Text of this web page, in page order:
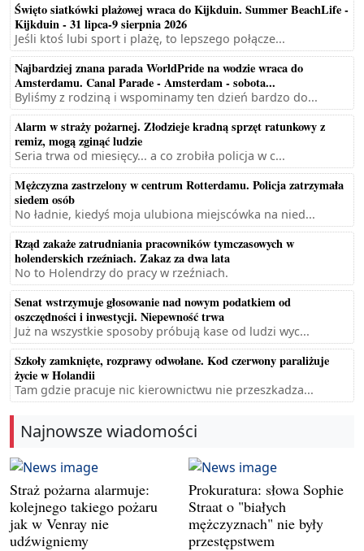
Święto siatkówki plażowej wraca do Kijkduin. Summer BeachLife -
Kijkduin - 31 lipca-9 sierpnia 2026
Jeśli ktoś lubi sport i plażę, to lepszego połącze...
Najbardziej znana parada WorldPride na wodzie wraca do
Amsterdamu. Canal Parade - Amsterdam - sobota...
Byliśmy z rodziną i wspominamy ten dzień bardzo do...
Alarm w straży pożarnej. Złodzieje kradną sprzęt ratunkowy z
remiz, mogą zginąć ludzie
Seria trwa od miesięcy... a co zrobiła policja w c...
Mężczyzna zastrzelony w centrum Rotterdamu. Policja zatrzymała
siedem osób
No ładnie, kiedyś moja ulubiona miejscówka na nied...
Rząd zakaże zatrudniania pracowników tymczasowych w
holenderskich rzeźniach. Zakaz za dwa lata
No to Holendrzy do pracy w rzeźniach.
Senat wstrzymuje głosowanie nad nowym podatkiem od
oszczędności i inwestycji. Niepewność trwa
Już na wszystkie sposoby próbują kase od ludzi wyc...
Szkoły zamknięte, rozprawy odwołane. Kod czerwony paraliżuje
życie w Holandii
Tam gdzie pracuje nic kierownictwu nie przeszkadza...
Najnowsze wiadomości
Straż pożarna alarmuje:
kolejnego takiego pożaru
jak w Venray nie
udźwigniemy
Prokuratura: słowa Sophie
Straat o "białych
mężczyznach" nie były
przestępstwem